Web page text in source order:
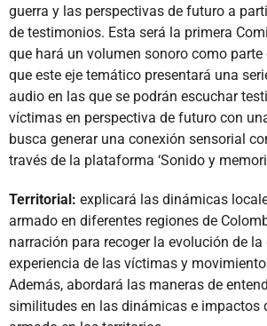
guerra y las perspectivas de futuro a
de testimonios. Esta será la primera
que hará un volumen sonoro como parte
que este eje temático presentará una
audio en las que se podrán escuchar
víctimas en perspectiva de futuro con
busca generar una conexión sensorial
través de la plataforma ‘Sonido y
Territorial: explicará las dinámicas
armado en diferentes regiones de
narración para recoger la evolución de la
experiencia de las víctimas y
Además, abordará las maneras de
similitudes en las dinámicas e impactos